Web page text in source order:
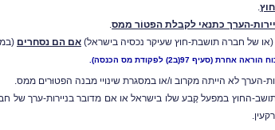
הערך כתנאי לקבלת הפטוֹר ממס
של חברה תושבת-חוץ שעיקר נכסיה בישראל) אם הם נסחרים
(סעיף 97(ב2) לפקודת מס הכנסה).
הערך לא הייתה מקרוב ו/או במסגרת שינויי מבנה הפטוּרים ממס.
לתושב-החוץ במפעל קֶבע שלו בישראל או אם מדובר בניירות-ערך